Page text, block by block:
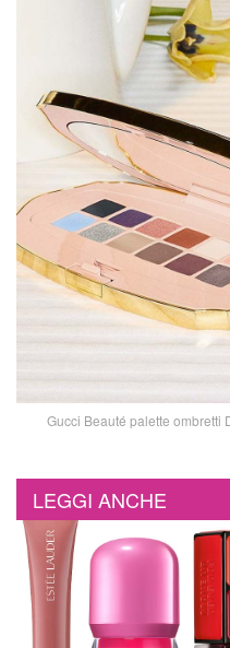
Gucci Beauté palette ombretti
LEGGI ANCHE